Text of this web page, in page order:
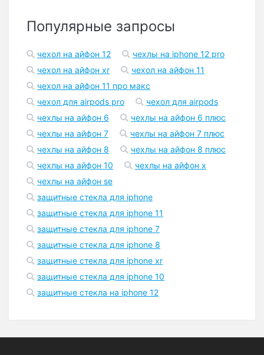
Популярные запросы
чехол на айфон 12
чехлы на iphone 12 pro
чехол на айфон xr
чехол на айфон 11
чехол на айфон 11 про макс
чехол для airpods pro
чехол для airpods
чехлы на айфон 6
чехлы на айфон 6 плюс
чехлы на айфон 7
чехлы на айфон 7 плюс
чехлы на айфон 8
чехлы на айфон 8 плюс
чехлы на айфон 10
чехлы на айфон x
чехлы на айфон se
защитные стекла для iphone
защитные стекла для iphone 11
защитные стекла для iphone 7
защитные стекла для iphone 8
защитные стекла для iphone xr
защитные стекла для iphone 10
защитные стекла на iphone 12